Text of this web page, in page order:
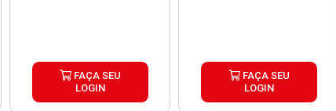
FAÇA SEU
LOGIN
FAÇA SEU
LOGIN